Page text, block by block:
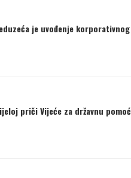
je uvođenje korporativnog
priči Vijeće za državnu pomoć